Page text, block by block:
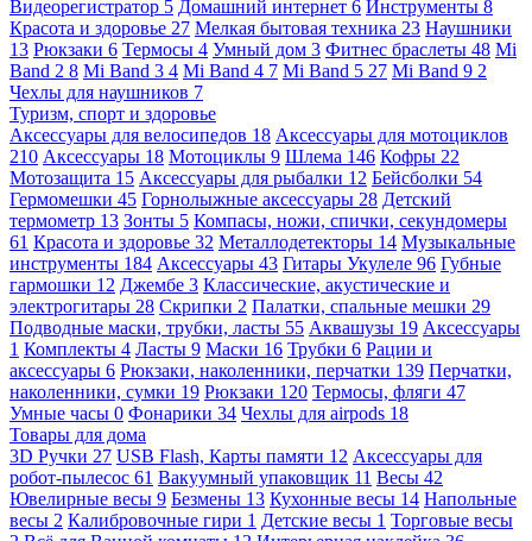
Видеорегистратор 5 Домашний интернет 6 Инструменты 8
Красота и здоровье 27 Мелкая бытовая техника 23 Наушники
13 Рюкзаки 6 Термосы 4 Умный дом 3 Фитнес браслеты 48 Mi
Band 2 8 Mi Band 3 4 Mi Band 4 7 Mi Band 5 27 Mi Band 9 2
Чехлы для наушников 7
Туризм, спорт и здоровье
Аксессуары для велосипедов 18 Аксессуары для мотоциклов
210 Аксессуары 18 Мотоциклы 9 Шлема 146 Кофры 22
Мотозащита 15 Аксессуары для рыбалки 12 Бейсболки 54
Гермомешки 45 Горнолыжные аксессуары 28 Детский
термометр 13 Зонты 5 Компасы, ножи, спички, секундомеры
61 Красота и здоровье 32 Металлодетекторы 14 Музыкальные
инструменты 184 Аксессуары 43 Гитары Укулеле 96 Губные
гармошки 12 Джембе 3 Классические, акустические и
электрогитары 28 Скрипки 2 Палатки, спальные мешки 29
Подводные маски, трубки, ласты 55 Аквашузы 19 Аксессуары
1 Комплекты 4 Ласты 9 Маски 16 Трубки 6 Рации и
аксессуары 6 Рюкзаки, наколенники, перчатки 139 Перчатки,
наколенники, сумки 19 Рюкзаки 120 Термосы, фляги 47
Умные часы 0 Фонарики 34 Чехлы для airpods 18
Товары для дома
3D Ручки 27 USB Flash, Карты памяти 12 Аксессуары для
робот-пылесос 61 Вакуумный упаковщик 11 Весы 42
Ювелирные весы 9 Безмены 13 Кухонные весы 14 Напольные
весы 2 Калибровочные гири 1 Детские весы 1 Торговые весы